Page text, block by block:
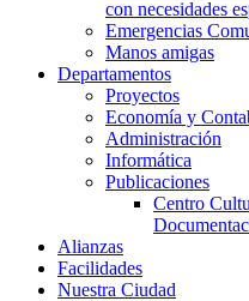
con necesidades
Emergencias
Manos amigas
Departamentos
Proyectos
Economía y
Administración
Informática
Publicaciones
Centro
Alianzas
Facilidades
Nuestra Ciudad